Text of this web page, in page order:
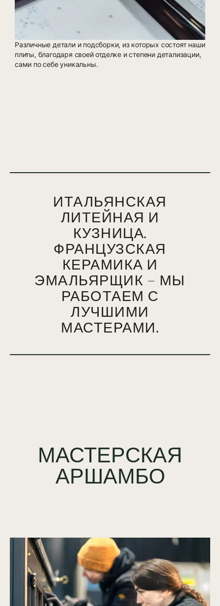
Различные детали и подсборки, из которых состоят наши
плиты, благодаря своей отделке и степени детализации,
сами по себе уникальны.
ИТАЛЬЯНСКАЯ
ЛИТЕЙНАЯ И
КУЗНИЦА,
ФРАНЦУЗСКАЯ
КЕРАМИКА И
ЭМАЛЬЯРЩИК — МЫ
РАБОТАЕМ С
ЛУЧШИМИ
МАСТЕРАМИ.
МАСТЕРСКАЯ
АРШАМБО